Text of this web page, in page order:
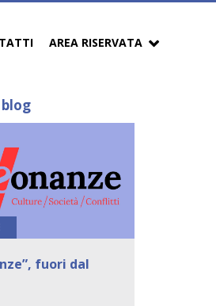
AREA RISERVATA
fuori dal